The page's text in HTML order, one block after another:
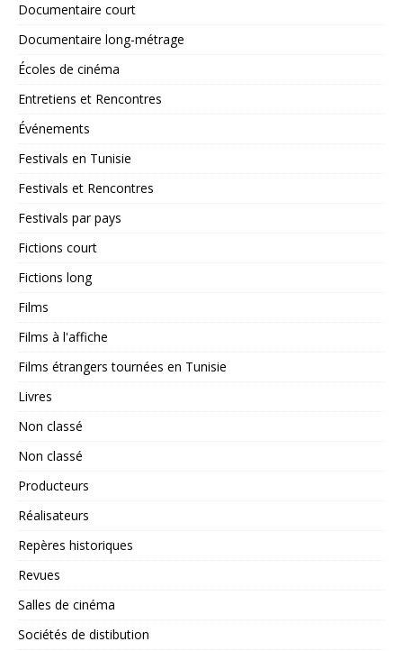
Documentaire court
Documentaire long-métrage
Écoles de cinéma
Entretiens et Rencontres
Événements
Festivals en Tunisie
Festivals et Rencontres
Festivals par pays
Fictions court
Fictions long
Films
Films à l'affiche
Films étrangers tournées en Tunisie
Livres
Non classé
Non classé
Producteurs
Réalisateurs
Repères historiques
Revues
Salles de cinéma
Sociétés de distibution